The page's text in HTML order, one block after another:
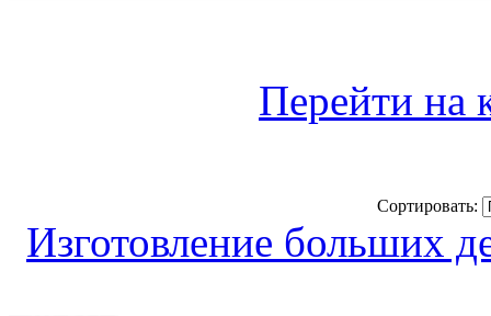
Перейти на
Сортировать:
Изготовление больших